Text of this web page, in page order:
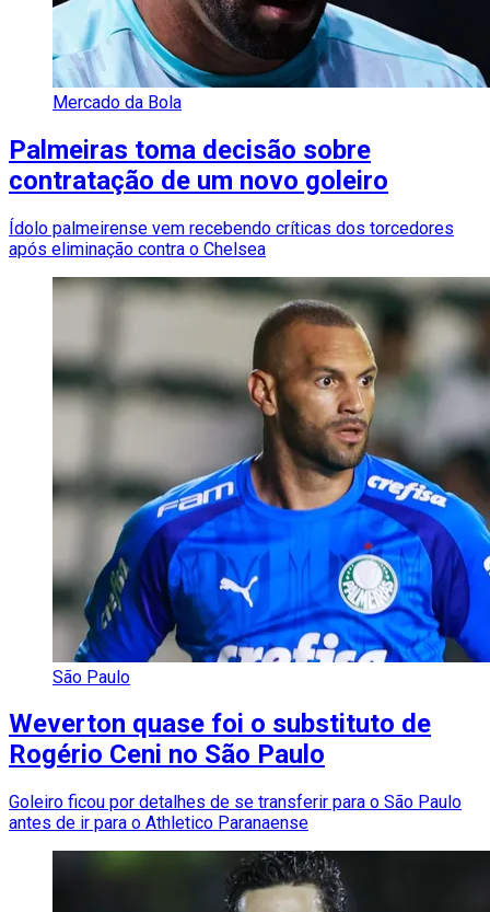
Mercado da Bola
Palmeiras toma decisão sobre
contratação de um novo goleiro
Ídolo palmeirense vem recebendo críticas dos torcedores
após eliminação contra o Chelsea
São Paulo
Weverton quase foi o substituto de
Rogério Ceni no São Paulo
Goleiro ficou por detalhes de se transferir para o São Paulo
antes de ir para o Athletico Paranaense